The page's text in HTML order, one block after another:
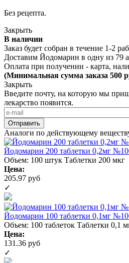
Без рецепта.
Закрыть
В наличии
Заказ будет собран в течение 1-2
Доставим Йодомарин в одну из 79
Оплата при получении - карта,
(Минимальная сумма заказа 500
Закрыть
Введите почту, на которую мы
лекарство появится.
Аналоги по действующему
Йодомарин 200 таблетки 0,2мг
Объем: 100 штук Таблетки 200 мкг
Цена:
205.97 руб
✓
Йодомарин 100 таблетки 0,1мг
Объем: 100 таблеток Таблетки 0,1
Цена:
131.36 руб
✓